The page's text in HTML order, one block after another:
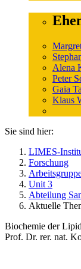
Alena
Peter
Gaia
Klaus
Sie sind hier:
LIMES-
Forschung
Unit 3
Abteilung
Aktuelle
Biochemie der
Prof. Dr. rer. nat.